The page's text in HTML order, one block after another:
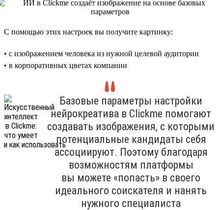
С помощью этих настроек вы получите картинку:
• с изображением человека из нужной целевой аудитории
• в корпоративных цветах компании
Базовые параметры настройки
нейрокреатива в Clickme помогают
создавать изображения, с которыми
потенциальные кандидаты себя
ассоциируют. Поэтому благодаря
возможностям платформы
вы можете «попасть» в своего
идеального соискателя и нанять
нужного специалиста